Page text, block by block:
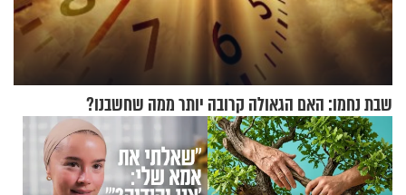
שבת נחמו: האם הגאולה קרובה יותר ממה שחשבנו?